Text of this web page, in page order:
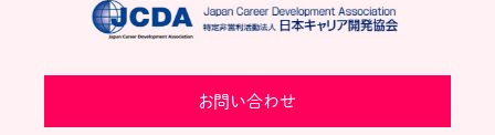
お問い合わせ